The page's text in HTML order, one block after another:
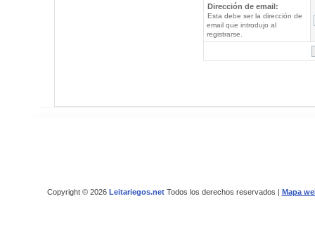
Dirección de email:
Esta debe ser la dirección de
email que introdujo al
registrarse.
Copyright © 2026 Leitariegos.netTodos los derechos reservados | Mapa